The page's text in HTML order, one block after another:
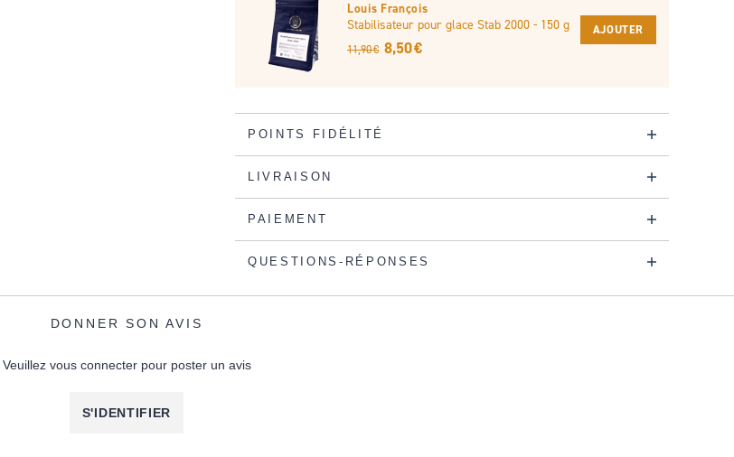
Louis François
Stabilisateur pour glace Stab 2000 - 150 g
11,90 € 8,50 €
AJOUTER
POINTS FIDÉLITÉ
LIVRAISON
PAIEMENT
QUESTIONS-RÉPONSES
DONNER SON AVIS
Veuillez vous connecter pour poster un avis
S'IDENTIFIER